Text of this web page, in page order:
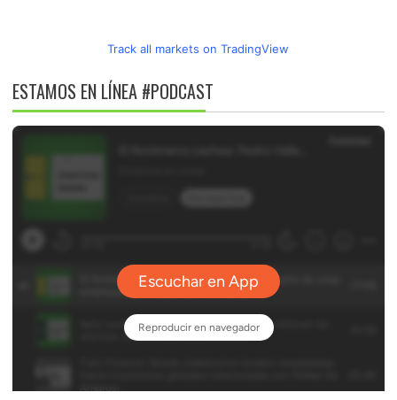
Track all markets on TradingView
ESTAMOS EN LÍNEA #PODCAST